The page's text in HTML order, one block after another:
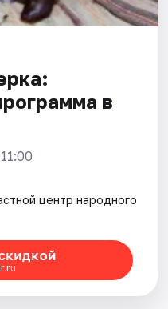
в
центр народного